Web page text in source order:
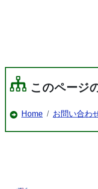
このページ
Home お問い合わ